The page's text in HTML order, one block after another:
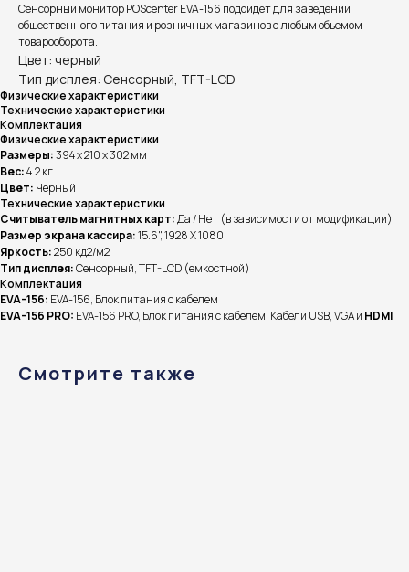
Сенсорный монитор POScenter EVA-156 подойдет для заведений
общественного питания и розничных магазинов с любым объемом
товарооборота.
Цвет: черный
Тип дисплея: Сенсорный, TFT-LCD
Физические характеристики
Технические характеристики
Комплектация
Физические характеристики
Размеры:394 x 210 x 302 мм
Вес:4.2 кг
Цвет: Черный
Технические характеристики
Считыватель магнитных карт:Да / Нет (в зависимости от модификации)
Размер экрана кассира:15.6", 1928 Х 1080
Яркость:250 кд2/м2
Тип дисплея:Сенсорный, TFT-LCD (емкостной)
Комплектация
EVA-156: EVA-156, Блок питания с кабелем
EVA-156 PRO: EVA-156 PRO, Блок питания с кабелем, Кабели USB, VGA и HDMI
Смотрите также